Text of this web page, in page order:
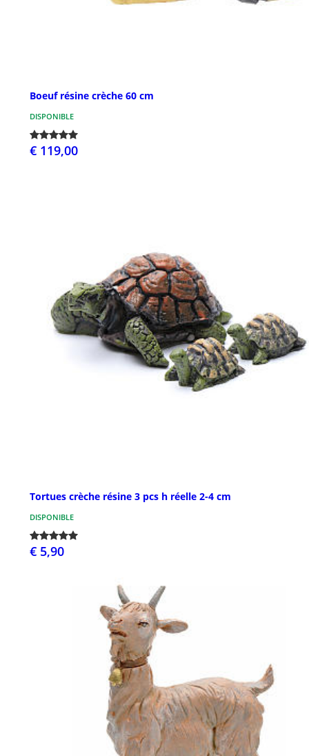
Boeuf résine crèche 60 cm
DISPONIBLE
€ 119,00
Tortues crèche résine 3 pcs h réelle 2-4 cm
DISPONIBLE
€ 5,90